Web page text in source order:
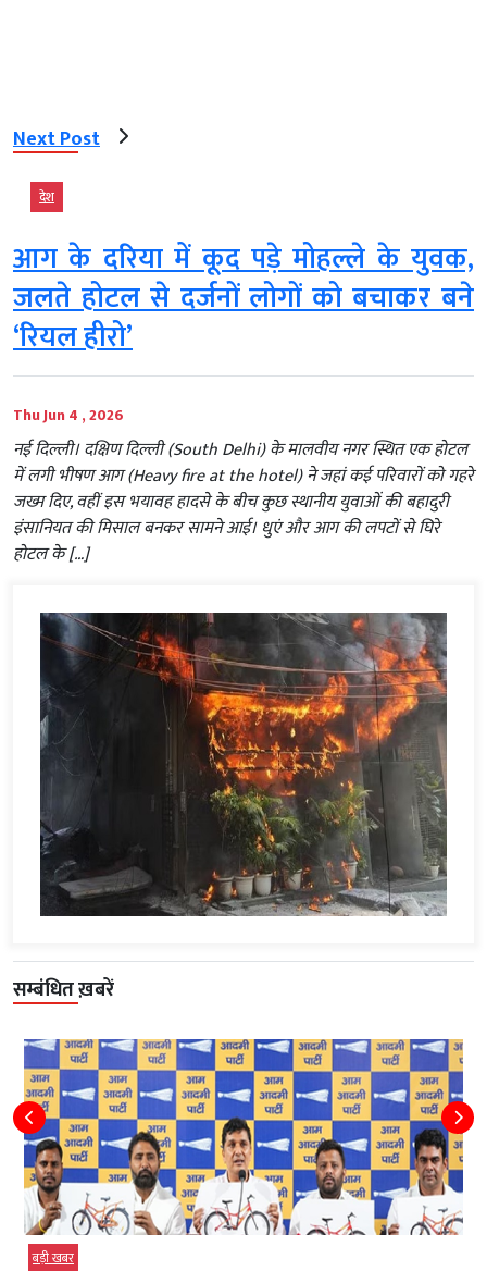
Next Post
देश
आग के दरिया में कूद पड़े मोहल्ले के युवक,
जलते होटल से दर्जनों लोगों को बचाकर बने
‘रियल हीरो’
Thu Jun 4 , 2026
नई दिल्ली। दक्षिण दिल्ली (South Delhi) के मालवीय नगर स्थित एक होटल
में लगी भीषण आग (Heavy fire at the hotel) ने जहां कई परिवारों को गहरे
जख्म दिए, वहीं इस भयावह हादसे के बीच कुछ स्थानीय युवाओं की बहादुरी
इंसानियत की मिसाल बनकर सामने आई। धुएं और आग की लपटों से घिरे
होटल के […]
सम्बंधित ख़बरें
बड़ी खबर